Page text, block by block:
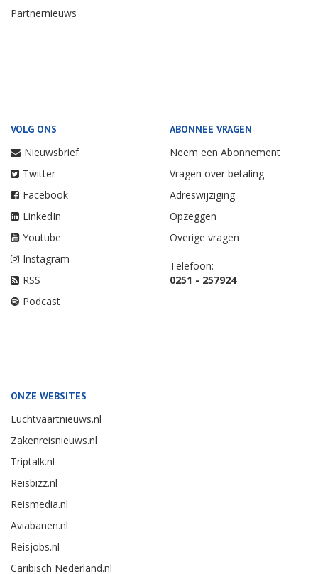
Partnernieuws
VOLG ONS
Nieuwsbrief
Twitter
Facebook
LinkedIn
Youtube
Instagram
RSS
Podcast
ABONNEE VRAGEN
Neem een Abonnement
Vragen over betaling
Adreswijziging
Opzeggen
Overige vragen
Telefoon:
0251 - 257924
ONZE WEBSITES
Luchtvaartnieuws.nl
Zakenreisnieuws.nl
Triptalk.nl
Reisbizz.nl
Reismedia.nl
Aviabanen.nl
Reisjobs.nl
Caribisch Nederland.nl